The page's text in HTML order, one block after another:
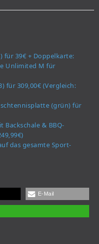
für 39€ + Doppelkarte:
Unlimited M für
für 309,00€ (Vergleich:
(grün) für
Backschale & BBQ-
das gesamte Sport-
E-Mail